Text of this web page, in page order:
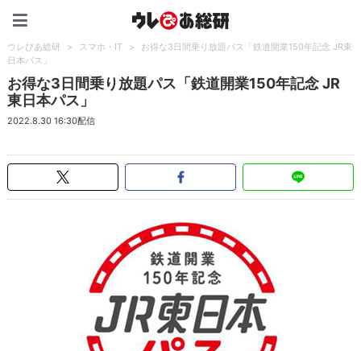
ウレぴあ総研 > スマホ・IT >
お得な3日間乗り放題パス「鉄道開業150年記念 JR東
日本パス」
お得な3日間乗り放題パス「鉄道開業150年記念 JR
東日本パス」
2022.8.30 16:30配信